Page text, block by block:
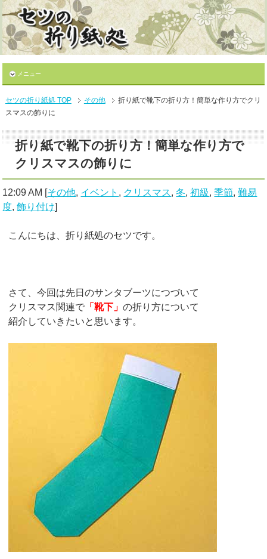
メニュー
セツの折り紙処 TOP その他
折り紙で靴下の折り方！簡単な作り方でクリ
スマスの飾りに
折り紙で靴下の折り方！簡単な作り方で
クリスマスの飾りに
12:09 AM [その他, イベント , クリスマス,冬,初級,季節,難易
度,飾り付け]
こんにちは、折り紙処のセツです。
さて、今回は先日のサンタブーツにつづいて
クリスマス関連で 「靴下」の折り方について
紹介していきたいと思います。